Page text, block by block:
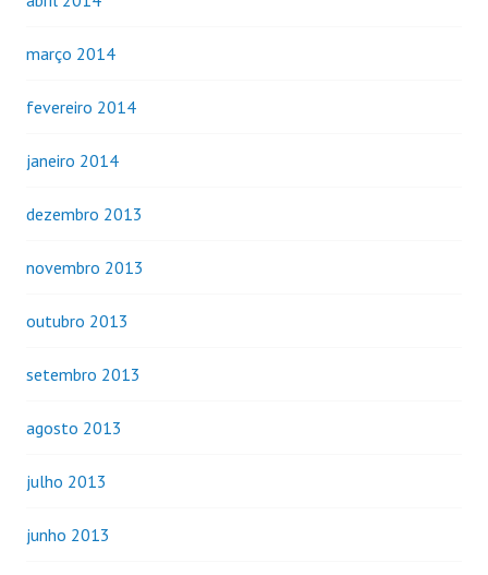
março 2014
fevereiro 2014
janeiro 2014
dezembro 2013
novembro 2013
outubro 2013
setembro 2013
agosto 2013
julho 2013
junho 2013